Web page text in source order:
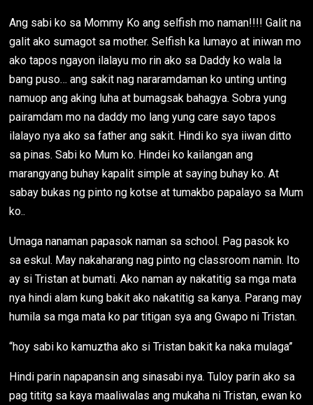
Ang sabi ko sa Mommy Ko ang selfish mo naman!!!! Galit na
galit ako sumagot sa mother. Selfish ka lumayo at iniwan mo
ako tapos ngayon ilalayu mo rin ako sa Daddy ko wala la
bang puso… ang sakit nag nararamdaman ko unting unting
namuop ang aking luha at bumagsak bahagya. Sobra yung
pairamdam mo na daddy mo lang yung care sayo tapos
ilalayo nya ako sa father ang sakit. Hindi ko sya iiwan ditto
sa pinas. Sabi ko Mum ko. Hindei ko kailangan ang
marangyang buhay kapalit simple at saying buhay ko. At
sabay bukas ng pinto ng kotse at tumakbo papalayo sa Mum
ko..
Umaga nanaman papasok naman sa school. Pag pasok ko
sa eskul. May nakaharang nag pinto ng classroom namin. Ito
ay si Tristan at bumati. Ako naman ay nakatitig sa mga mata
nya hindi alam kung bakit ako nakatitig sa kanya. Parang may
humila sa mga mata ko par titigan sya ang Gwapo ni Tristan.
“hoy sabi ko kamuztha ako si Tristan bakit ka naka mulaga”
Hindi parin napapansin ang sinasabi nya. Tuloy parin ako sa
pag tititg sa kaya maaliwalas ang mukaha ni Tristan, ewan ko